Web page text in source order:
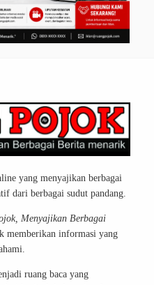
yang menyajikan berbagai
dari berbagai sudut pandang.
Menyajikan Berbagai
memberikan informasi yang
ruang baca yang